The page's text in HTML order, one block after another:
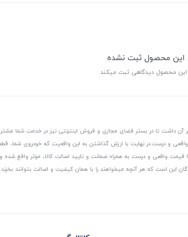
این محصول ثبت نشده
این محصول دیدگاهی ثبت میکند
آن داشت تا در بستر فضای مجازی و فروش اینترنتی نیز در خدمت شما
و درست.در نهایت با ارزش گذاشتن به این واقعیت که خودروی شما،
قیمت واقعی و درست به همراه ضمانت و تایید اصالت کالا، موثر واقع
این است که هر آنچه میخواهند را با همان کیفیت و اصالت بتوانند